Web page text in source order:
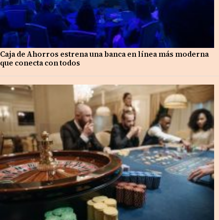
Caja de Ahorros estrena una banca en línea más moderna
que conecta con todos